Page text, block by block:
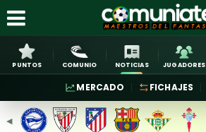
PUNTOS COMUNIO NOTICIAS JUGADORES
MERCADO FICHAJES
◀︎